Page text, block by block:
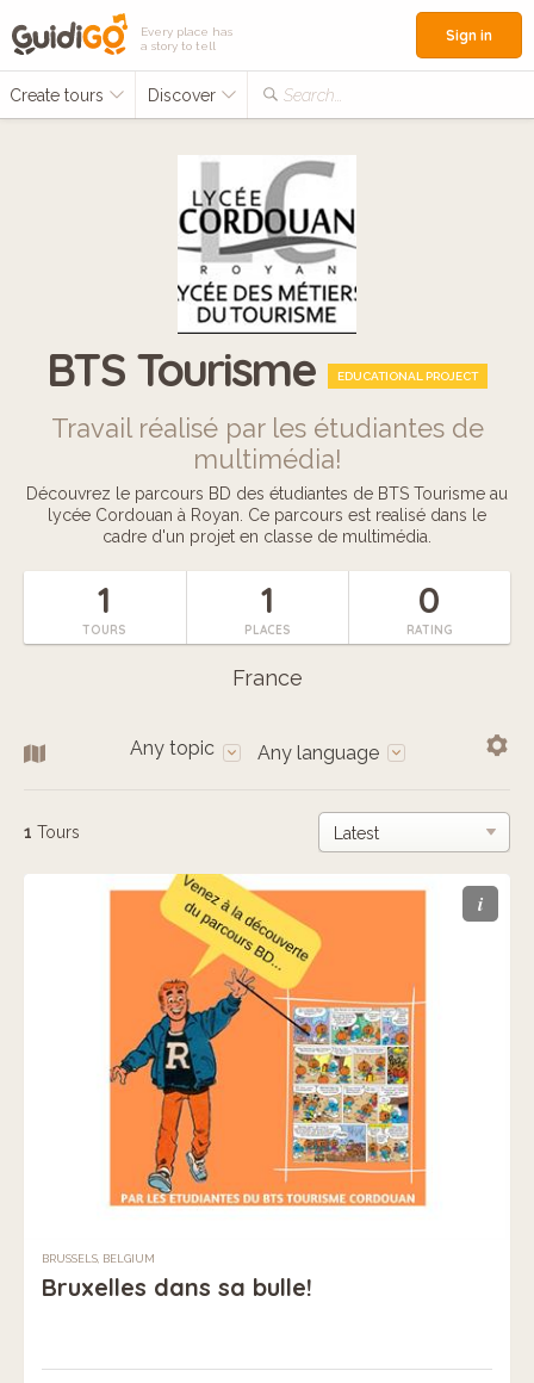
Every place has
a story to tell
Create tours Discover Search...
Sign in
BTS Tourisme EDUCATIONAL PROJECT
Travail réalisé par les étudiantes de
multimédia!
Découvrez le parcours BD des étudiantes de BTS Tourisme au
lycée Cordouan à Royan. Ce parcours est realisé dans le
cadre d'un projet en classe de multimédia.
1
TOURS
1
PLACES
0
RATING
France
Any topic Any language
1 Tours
i
BRUSSELS, BELGIUM
Bruxelles dans sa bulle!